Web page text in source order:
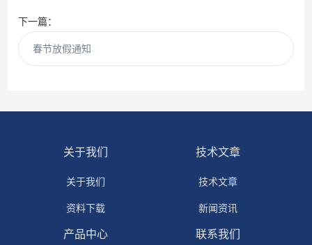
下一篇：
春节放假通知
关于我们
关于我们
资料下载
技术文章
技术文章
新闻资讯
产品中心 联系我们